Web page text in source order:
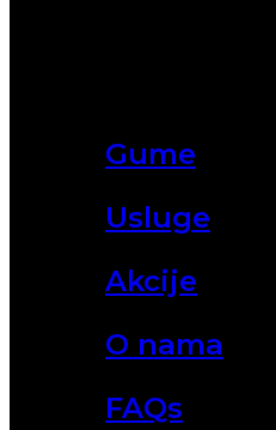
Gume
Usluge
Akcije
O nama
FAQs